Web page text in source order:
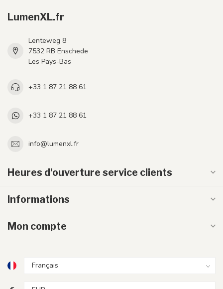
LumenXL.fr
Lenteweg 8
7532 RB Enschede
Les Pays-Bas
+33 1 87 21 88 61
+33 1 87 21 88 61
info@lumenxl.fr
Heures d'ouverture service clients
Informations
Mon compte